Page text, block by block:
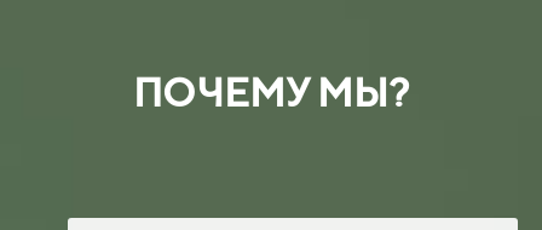
ПОЧЕМУ МЫ?